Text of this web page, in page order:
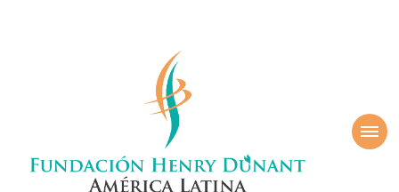
Henry
América Latina